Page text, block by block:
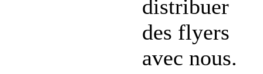
distribuer
des flyers
avec nous.